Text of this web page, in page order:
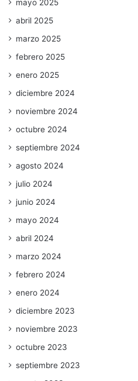
mayo 2025
abril 2025
marzo 2025
febrero 2025
enero 2025
diciembre 2024
noviembre 2024
octubre 2024
septiembre 2024
agosto 2024
julio 2024
junio 2024
mayo 2024
abril 2024
marzo 2024
febrero 2024
enero 2024
diciembre 2023
noviembre 2023
octubre 2023
septiembre 2023